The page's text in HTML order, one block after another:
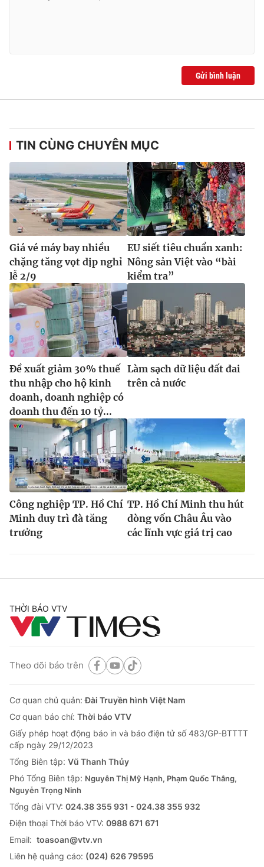
Gửi bình luận
TIN CÙNG CHUYÊN MỤC
Giá vé máy bay nhiều
chặng tăng vọt dịp nghỉ
lễ 2/9
EU siết tiêu chuẩn xanh:
Nông sản Việt vào “bài
kiểm tra”
Đề xuất giảm 30% thuế
thu nhập cho hộ kinh
doanh, doanh nghiệp có
doanh thu đến 10 tỷ...
Làm sạch dữ liệu đất đai
trên cả nước
Công nghiệp TP. Hồ Chí
Minh duy trì đà tăng
trưởng
TP. Hồ Chí Minh thu hút
dòng vốn Châu Âu vào
các lĩnh vực giá trị cao
THỜI BÁO VTV
Theo dõi báo trên
Cơ quan chủ quản:Đài Truyền hình Việt Nam
Cơ quan báo chí: Thời báo VTV
Giấy phép hoạt động báo in và báo điện tử số 483/GP-BTTTT
cấp ngày 29/12/2023
Tổng Biên tập: Vũ Thanh Thủy
Phó Tổng Biên tập: Nguyễn Thị Mỹ Hạnh, Phạm Quốc Thắng,
Nguyễn Trọng Ninh
Tổng đài VTV: 024.38 355 931 - 024.38 355 932
Ðiện thoại Thời báo VTV: 0988 671 671
Email: toasoan@vtv.vn
Liên hệ quảng cáo: (024) 626 79595